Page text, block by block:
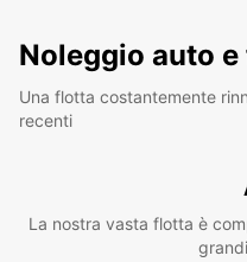
Noleggio auto
Una flotta costantemente
recenti
La nostra vasta flotta è